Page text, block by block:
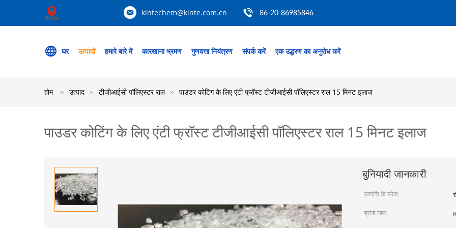
kintechem@kinte.com.cn 86-20-86985846
घर उत्पादों हमारे बारे में कारखाना भ्रमण गुणवत्ता नियंत्रण संपर्क करें एक उद्धरण का अनुरोध करें
होम उत्पाद टीजीआईसी पॉलिएस्टर राल पाउडर कोटिंग के लिए एंटी फ्रॉस्ट टीजीआईसी पॉलिएस्टर राल 15 मिनट इलाज
पाउडर कोटिंग के लिए एंटी फ्रॉस्ट टीजीआईसी पॉलिएस्टर राल 15 मिनट इलाज
बुनियादी जानकारी
उत्पत्ति के प्लेस:
ब्रांड नाम: